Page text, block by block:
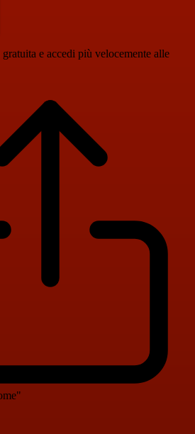
e accedi più velocemente alle